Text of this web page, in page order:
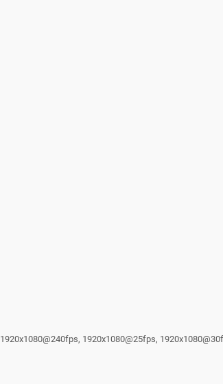
1920x1080@25fps,